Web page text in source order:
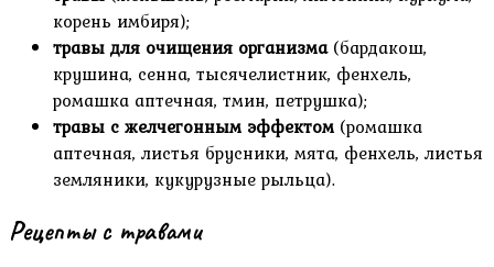
корень имбиря);
травы для очищения организма(бардакош,
крушина, сенна, тысячелистник, фенхель,
ромашка аптечная, тмин, петрушка);
травы с желчегонным эффектом (ромашка
аптечная, листья брусники, мята, фенхель, листья
земляники, кукурузные рыльца).
Рецепты с травами